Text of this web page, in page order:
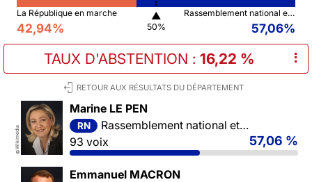
La République en marche
42,94%
▲
50%
Rassemblement national et ses alliés
57,06%
TAUX D'ABSTENTION : 16,22 % ⠇
RETOUR AUX RÉSULTATS DU DÉPARTEMENT
©
Wikimedia
Marine LE PEN
RN
Rassemblement national et ses alliés
93 voix
57,06 %
Emmanuel MACRON